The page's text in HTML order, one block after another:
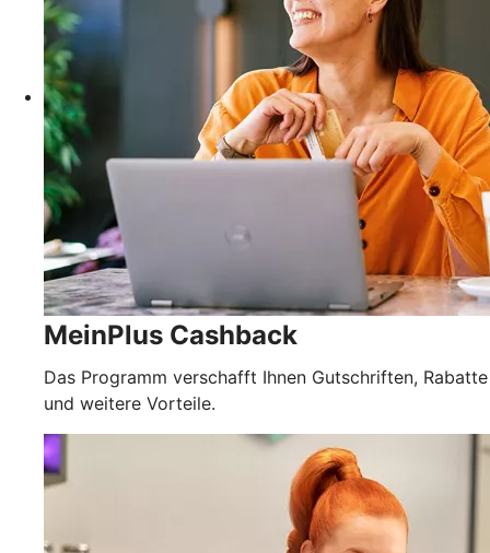
MeinPlus Cashback
Das Programm verschafft Ihnen Gutschriften, Rabatte
und weitere Vorteile.